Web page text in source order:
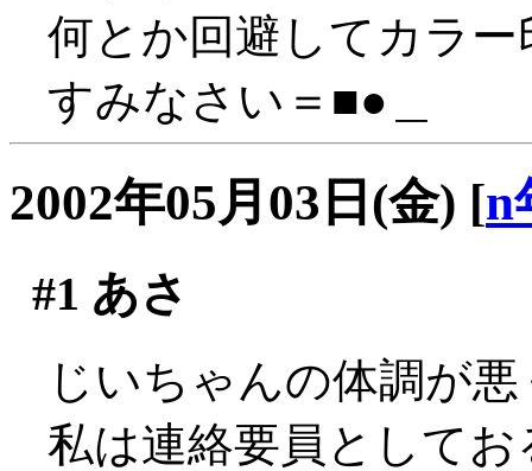
何とか回避してカラ
すみなさい＝■●＿
2002年05月03日(金) [n
#1 あさ
じいちゃんの体調が
私は連絡要員として